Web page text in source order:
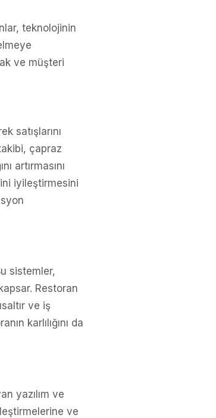
teknolojinin
ve müşteri
satışlarını
çapraz
artırmasını
iyileştirmesini
sistemler,
Restoran
ve iş
karlılığını da
yazılım ve
ve